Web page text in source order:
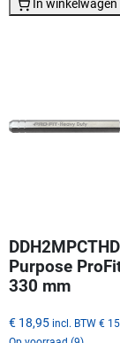
In winkelwagen
Purpose
330 mm
€ 18,95 incl. BTW €